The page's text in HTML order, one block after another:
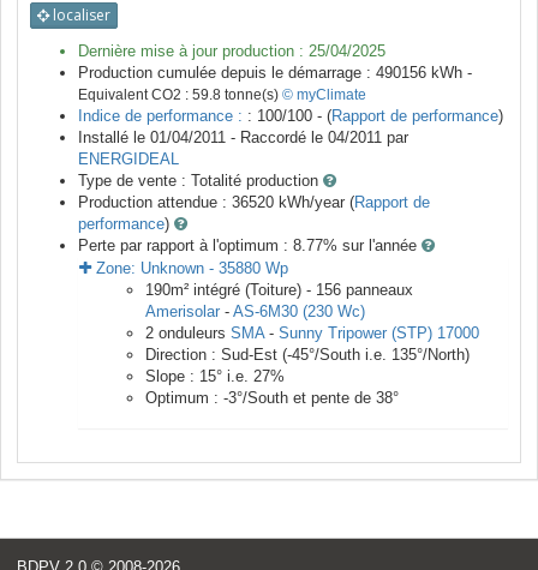
localiser
Dernière mise à jour production : 25/04/2025
Production cumulée depuis le démarrage : 490156 kWh -
Equivalent CO2 : 59.8 tonne(s) © myClimate
Indice de performance : : 100/100 - (Rapport de performance)
Installé le 01/04/2011 - Raccordé le 04/2011 par
ENERGIDEAL
Type de vente : Totalité production
Production attendue : 36520 kWh/year (Rapport de
performance)
Perte par rapport à l'optimum : 8.77% sur l'année
Zone: Unknown - 35880 Wp
190m² intégré (Toiture) - 156 panneaux
Amerisolar - AS-6M30 (230 Wc)
2 onduleurs SMA- Sunny Tripower (STP) 17000
Direction : Sud-Est (-45°/South i.e. 135°/North)
Slope : 15° i.e. 27%
Optimum : -3°/South et pente de 38°